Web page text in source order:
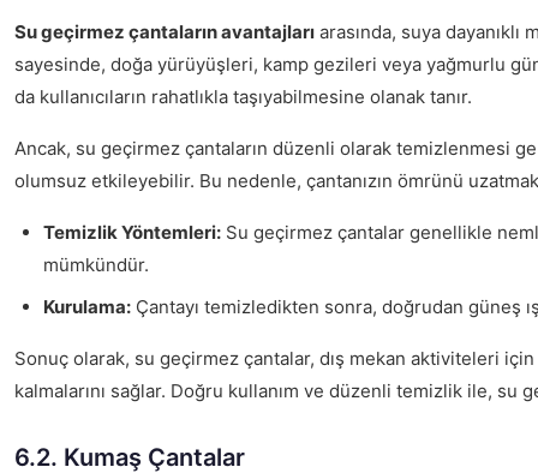
Su geçirmez çantaların avantajları arasında, suya
sayesinde, doğa yürüyüşleri, kamp gezileri veya yağmurlu
da kullanıcıların rahatlıkla taşıyabilmesine olanak tanır.
Ancak, su geçirmez çantaların düzenli olarak temizlenmesi
olumsuz etkileyebilir. Bu nedenle, çantanızın ömrünü
Temizlik Yöntemleri: Su geçirmez çantalar genellikle
mümkündür.
Kurulama: Çantayı temizledikten sonra, doğrudan güneş
Sonuç olarak, su geçirmez çantalar, dış mekan aktiviteleri
kalmalarını sağlar. Doğru kullanım ve düzenli temizlik ile,
6.2. Kumaş Çantalar